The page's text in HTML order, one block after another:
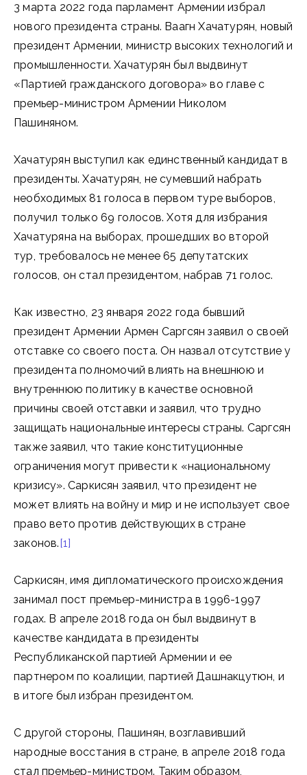
3 марта 2022 года парламент Армении избрал
нового президента страны. Ваагн Хачатурян, новый
президент Армении, министр высоких технологий и
промышленности. Хачатурян был выдвинут
«Партией гражданского договора» во главе с
премьер-министром Армении Николом
Пашиняном.
Хачатурян выступил как единственный кандидат в
президенты. Хачатурян, не сумевший набрать
необходимых 81 голоса в первом туре выборов,
получил только 69 голосов. Хотя для избрания
Хачатуряна на выборах, прошедших во второй
тур, требовалось не менее 65 депутатских
голосов, он стал президентом, набрав 71 голос.
Как известно, 23 января 2022 года бывший
президент Армении Армен Саргсян заявил о своей
отставке со своего поста. Он назвал отсутствие у
президента полномочий влиять на внешнюю и
внутреннюю политику в качестве основной
причины своей отставки и заявил, что трудно
защищать национальные интересы страны. Саргсян
также заявил, что такие конституционные
ограничения могут привести к «национальному
кризису». Саркисян заявил, что президент не
может влиять на войну и мир и не использует свое
право вето против действующих в стране
законов.[1]
Саркисян, имя дипломатического происхождения
занимал пост премьер-министра в 1996-1997
годах. В апреле 2018 года он был выдвинут в
качестве кандидата в президенты
Республиканской партией Армении и ее
партнером по коалиции, партией Дашнакцутюн, и
в итоге был избран президентом.
С другой стороны, Пашинян, возглавивший
народные восстания в стране, в апреле 2018 года
стал премьер-министром. Таким образом,